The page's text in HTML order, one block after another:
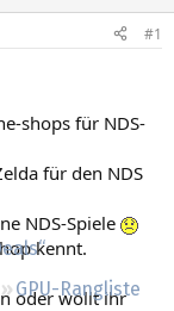
GPU-Rangliste
#1
shops für NDS-
für den NDS
NDS-Spiele
kennt.
oder wollt ihr